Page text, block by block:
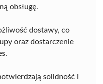
obsługę.
dostawy, co
oraz dostarczenie
solidność i